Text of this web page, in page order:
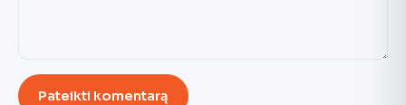
Pateikti komentarą